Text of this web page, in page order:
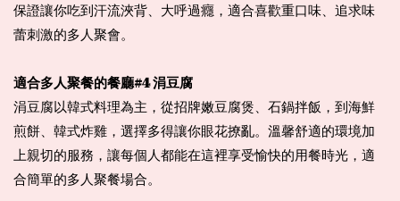
保證讓你吃到汗流浹背、大呼過癮，適合喜歡重口味、追求味
蕾刺激的多人聚會。
適合多人聚餐的餐廳#4 涓豆腐
涓豆腐以韓式料理為主，從招牌嫩豆腐煲、石鍋拌飯，到海鮮
煎餅、韓式炸雞，選擇多得讓你眼花撩亂。溫馨舒適的環境加
上親切的服務，讓每個人都能在這裡享受愉快的用餐時光，適
合簡單的多人聚餐場合。